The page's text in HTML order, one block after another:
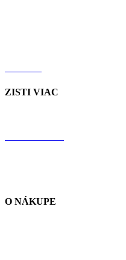
ZISTI VIAC
O NÁKUPE